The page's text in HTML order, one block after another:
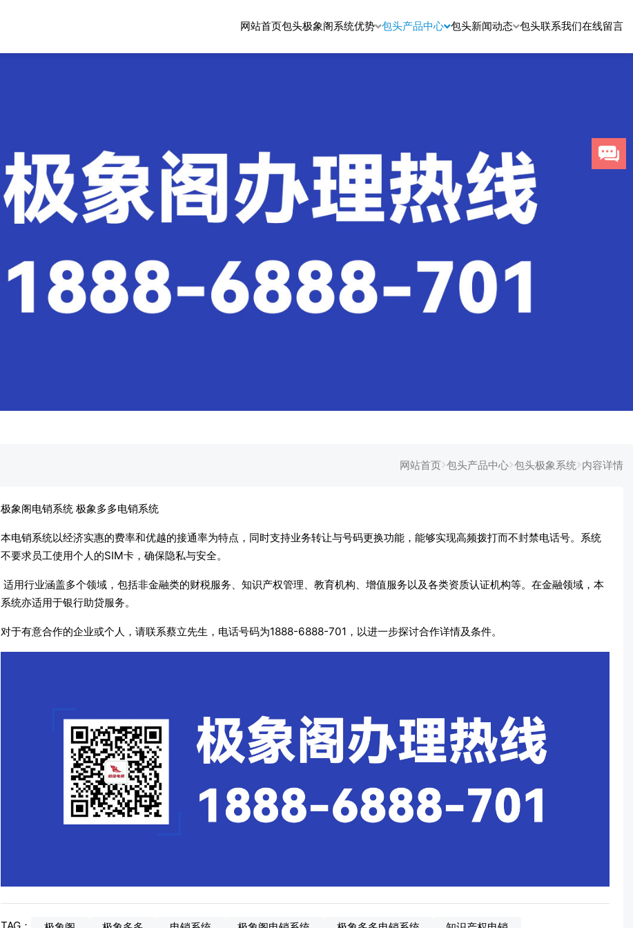
网站首页包头极象阁系统优势 包头产品中心 包头新闻动态 包头联系我们在线留言
网站首页 包头产品中心 包头极象系统 内容详情
极象阁电销系统 极象多多电销系统
本电销系统以经济实惠的费率和优越的接通率为特点，同时支持业务转让与号码更换功能，能够实现高频拨打而不封禁电话号。系统
不要求员工使用个人的SIM卡，确保隐私与安全。
适用行业涵盖多个领域，包括非金融类的财税服务、知识产权管理、教育机构、增值服务以及各类资质认证机构等。在金融领域，本
系统亦适用于银行助贷服务。
对于有意合作的企业或个人，请联系蔡立先生，电话号码为1888-6888-701，以进一步探讨合作详情及条件。